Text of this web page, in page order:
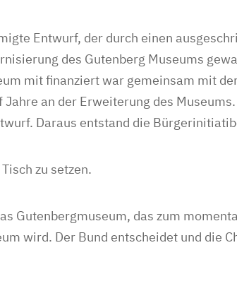
Entwurf, der durch einen
des Gutenberg Museums
mit finanziert war gemeinsam mit
an der Erweiterung des
Daraus entstand die
zu setzen.
Gutenbergmuseum, das zum
wird. Der Bund entscheidet und die